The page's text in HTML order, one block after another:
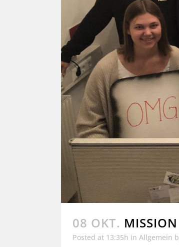
08 OKT.
Posted at 13:35h in Allgemein